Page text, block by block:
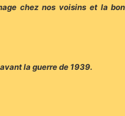
chez nos voisins et la
la guerre de 1939.